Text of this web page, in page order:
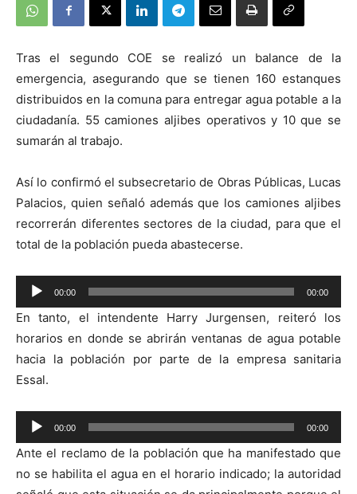
Tras el segundo COE se realizó un balance de la
emergencia, asegurando que se tienen 160 estanques
distribuidos en la comuna para entregar agua potable a la
ciudadanía. 55 camiones aljibes operativos y 10 que se
sumarán al trabajo.
Así lo confirmó el subsecretario de Obras Públicas, Lucas
Palacios, quien señaló además que los camiones aljibes
recorrerán diferentes sectores de la ciudad, para que el
total de la población pueda abastecerse.
Reproductor
de
audio
00:00 00:00
En tanto, el intendente Harry Jurgensen, reiteró los
horarios en donde se abrirán ventanas de agua potable
hacia la población por parte de la empresa sanitaria
Essal.
Reproductor
de
audio
00:00 00:00
Ante el reclamo de la población que ha manifestado que
no se habilita el agua en el horario indicado; la autoridad